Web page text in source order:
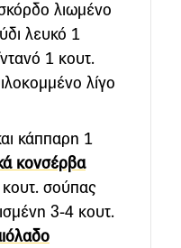
λιωμένο
λευκό 1
1 κουτ.
λίγο
κάππαρη 1
κονσέρβα
σούπας
3-4 κουτ.